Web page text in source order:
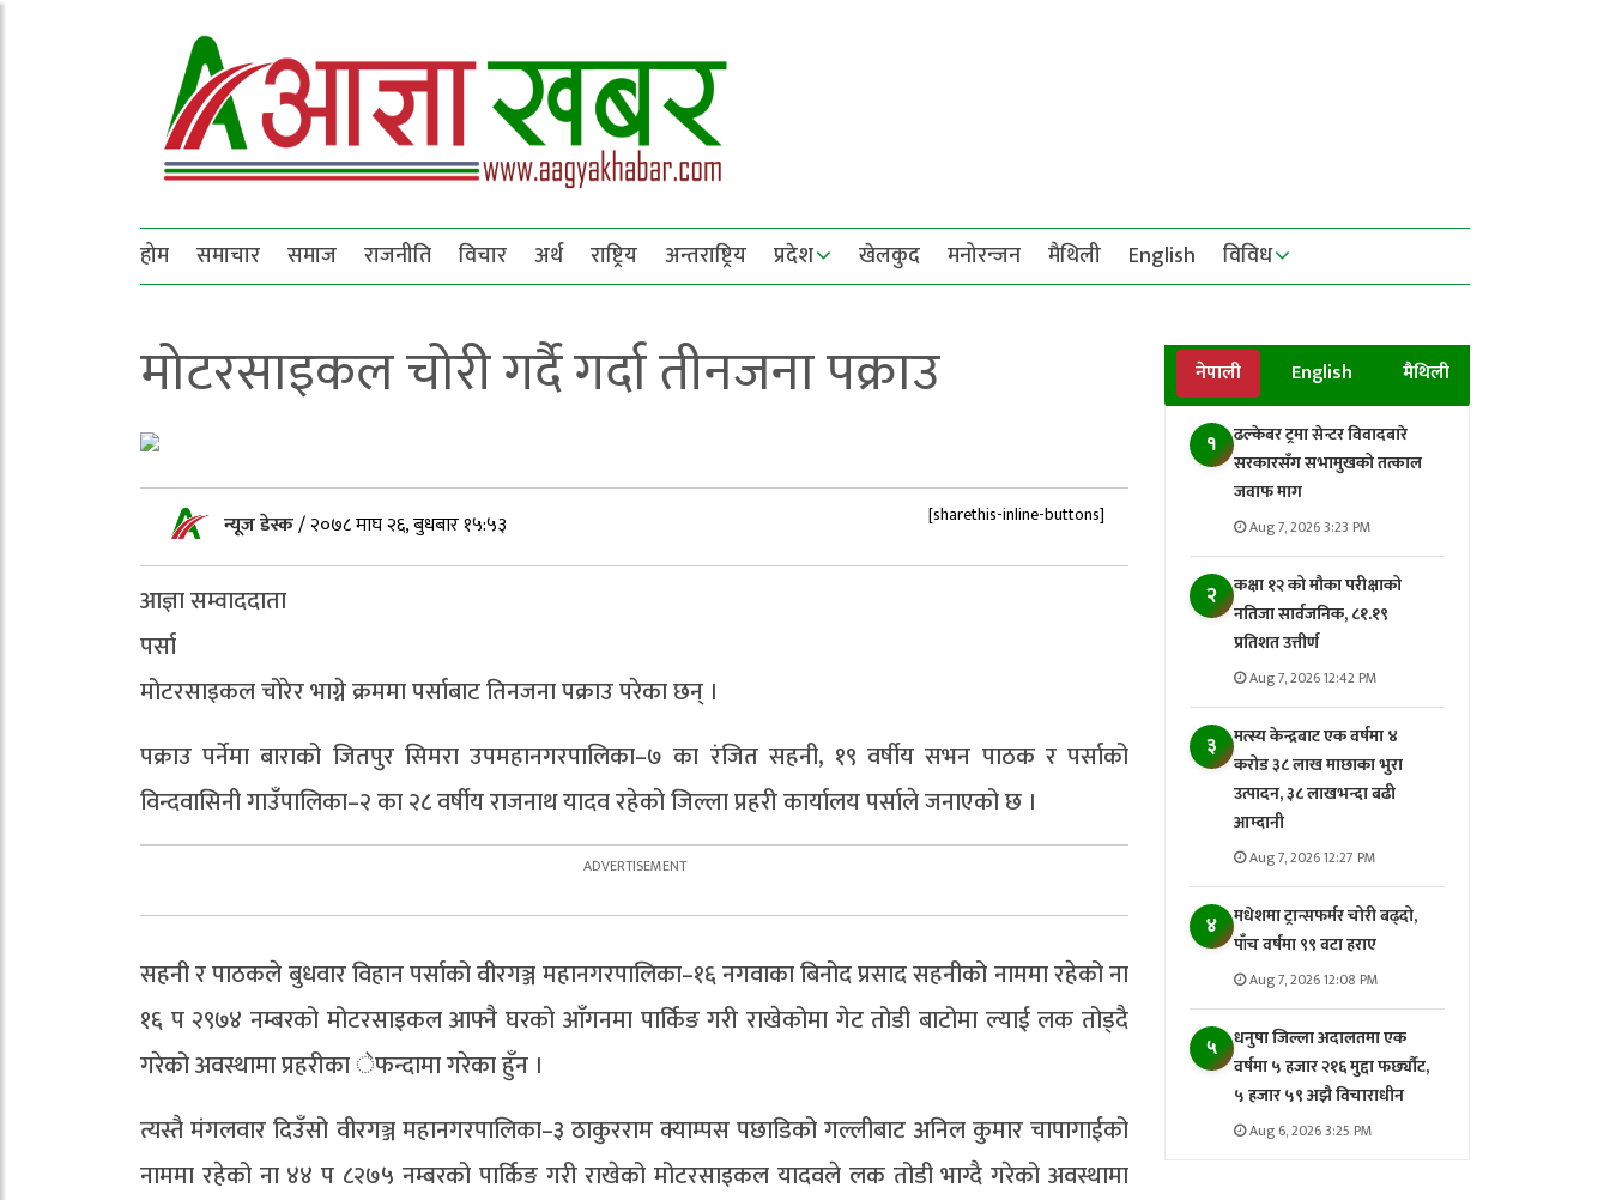
होम समाचार समाज राजनीति विचार अर्थ राष्ट्रिय अन्तराष्ट्रिय प्रदेश खेलकुद मनोरन्जन मैथिली English विविध
मोटरसाइकल चोरी गर्दै गर्दा तीनजना पक्राउ
न्यूज डेस्क/२०७८ माघ २६, बुधबार १५:५३ [sharethis-inline-buttons]
आज्ञा सम्वाददाता
पर्सा
मोटरसाइकल चोरेर भाग्ने क्रममा पर्साबाट तिनजना पक्राउ परेका छन् ।
पक्राउ पर्नेमा बाराको जितपुर सिमरा उपमहानगरपालिका–७ का रंजित सहनी, १९ वर्षीय सभन पाठक र पर्साको
विन्दवासिनी गाउँपालिका–२ का २८ वर्षीय राजनाथ यादव रहेको जिल्ला प्रहरी कार्यालय पर्साले जनाएको छ ।
सहनी र पाठकले बुधवार विहान पर्साको वीरगञ्ज महानगरपालिका–१६ नगवाका बिनोद प्रसाद सहनीको नाममा रहेको ना
१६ प २९७४ नम्बरको मोटरसाइकल आफ्नै घरको आँगनमा पार्किङ गरी राखेकोमा गेट तोडी बाटोमा ल्याई लक तोड्दै
गरेको अवस्थामा प्रहरीका ेफन्दामा गरेका हुँन ।
त्यस्तै मंगलवार दिउँसो वीरगञ्ज महानगरपालिका–३ ठाकुरराम क्याम्पस पछाडिको गल्लीबाट अनिल कुमार चापागाईको
नाममा रहेको ना ४४ प ८२७५ नम्बरको पार्किङ गरी राखेको मोटरसाइकल यादवले लक तोडी भाग्दै गरेको अवस्थामा
नेपाली English मैथिली
१
ढल्केबर ट्रमा सेन्टर विवादबारे
सरकारसँग सभामुखको तत्काल
जवाफ माग
Aug 7, 2026 3:23 PM
२
कक्षा १२ को मौका परीक्षाको
नतिजा सार्वजनिक, ८१.१९
प्रतिशत उत्तीर्ण
Aug 7, 2026 12:42 PM
३
मत्स्य केन्द्रबाट एक वर्षमा ४
करोड ३८ लाख माछाका भुरा
उत्पादन, ३८ लाखभन्दा बढी
आम्दानी
Aug 7, 2026 12:27 PM
४
मधेशमा ट्रान्सफर्मर चोरी बढ्दो,
पाँच वर्षमा ९९ वटा हराए
Aug 7, 2026 12:08 PM
५
धनुषा जिल्ला अदालतमा एक
वर्षमा ५ हजार २१६ मुद्दा फर्छ्यौट,
५ हजार ५९ अझै विचाराधीन
Aug 6, 2026 3:25 PM